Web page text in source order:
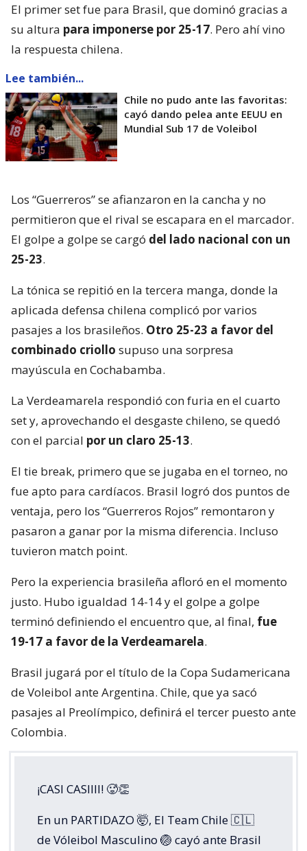
El primer set fue para Brasil, que dominó gracias a
su altura para imponerse por 25-17. Pero ahí vino
la respuesta chilena.
Lee también...
Chile no pudo ante las favoritas:
cayó dando pelea ante EEUU en
Mundial Sub 17 de Voleibol
Los “Guerreros” se afianzaron en la cancha y no
permitieron que el rival se escapara en el marcador.
El golpe a golpe se cargó del lado nacional con un
25-23.
La tónica se repitió en la tercera manga, donde la
aplicada defensa chilena complicó por varios
pasajes a los brasileños. Otro 25-23 a favor del
combinado criollo supuso una sorpresa
mayúscula en Cochabamba.
La Verdeamarela respondió con furia en el cuarto
set y, aprovechando el desgaste chileno, se quedó
con el parcial por un claro 25-13.
El tie break, primero que se jugaba en el torneo, no
fue apto para cardíacos. Brasil logró dos puntos de
ventaja, pero los “Guerreros Rojos” remontaron y
pasaron a ganar por la misma diferencia. Incluso
tuvieron match point.
Pero la experiencia brasileña afloró en el momento
justo. Hubo igualdad 14-14 y el golpe a golpe
terminó definiendo el encuentro que, al final, fue
19-17 a favor de la Verdeamarela.
Brasil jugará por el título de la Copa Sudamericana
de Voleibol ante Argentina. Chile, que ya sacó
pasajes al Preolímpico, definirá el tercer puesto ante
Colombia.
¡CASI CASIIII! 🥵👏
En un PARTIDAZO 🤯, El Team Chile 🇨🇱
de Vóleibol Masculino 🏐 cayó ante Brasil